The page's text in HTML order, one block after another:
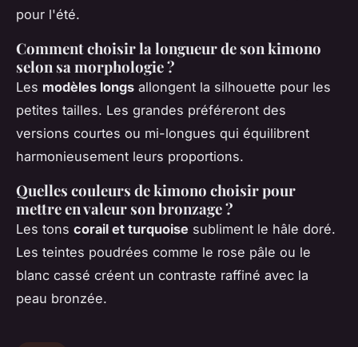
pour l'été.
Comment choisir la longueur de son kimono
selon sa morphologie ?
Les modèles longs allongent la silhouette pour les
petites tailles. Les grandes préféreront des
versions courtes ou mi-longues qui équilibrent
harmonieusement leurs proportions.
Quelles couleurs de kimono choisir pour
mettre en valeur son bronzage ?
Les tons corail et turquoise subliment le hâle doré.
Les teintes poudrées comme le rose pâle ou le
blanc cassé créent un contraste raffiné avec la
peau bronzée.